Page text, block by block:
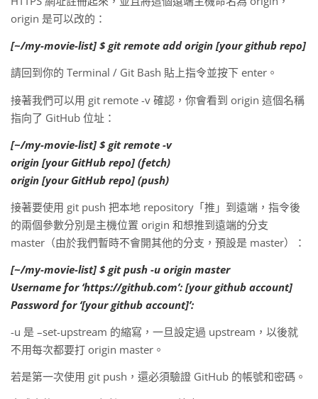
origin 是可以改的：
[~/my-movie-list] $ git remote add origin [your github repo]
請回到你的 Terminal / Git Bash 貼上指令並按下 enter。
接著我們可以用 git remote -v 確認，你會看到 origin 這個名稱
指向了 GitHub 位址：
[~/my-movie-list] $ git remote -v
origin [your GitHub repo] (fetch)
origin [your GitHub repo] (push)
接著要使用 git push 把本地 repository「推」到遠端，指令後
的兩個參數分別是主機位置 origin 和想推到遠端的分支
master（由於我們暫時不會開其他的分支，預設是 master）：
[~/my-movie-list] $ git push -u origin master
Username for ‘https://github.com’: [your github account]
Password for ‘[your github account]’:
-u 是 –set-upstream 的縮寫，一旦設定過 upstream，以後就
不用每次都要打 origin master。
若是第一次使用 git push，還必須驗證 GitHub 的帳號和密碼。